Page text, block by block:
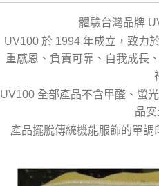
體驗台灣品牌
UV100 於 1994 年成立，致力
重感恩、負責可靠、自我成長
UV100 全部產品不含甲醛、螢
品
產品擺脫傳統機能服飾的單